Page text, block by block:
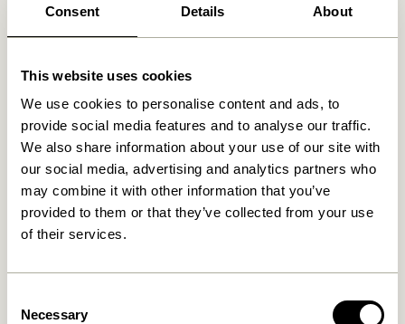
Consent Details About
This website uses cookies
We use cookies to personalise content and ads, to
provide social media features and to analyse our traffic.
We also share information about your use of our site with
our social media, advertising and analytics partners who
may combine it with other information that you’ve
provided to them or that they’ve collected from your use
of their services.
Selection
Necessary
Produits similaires